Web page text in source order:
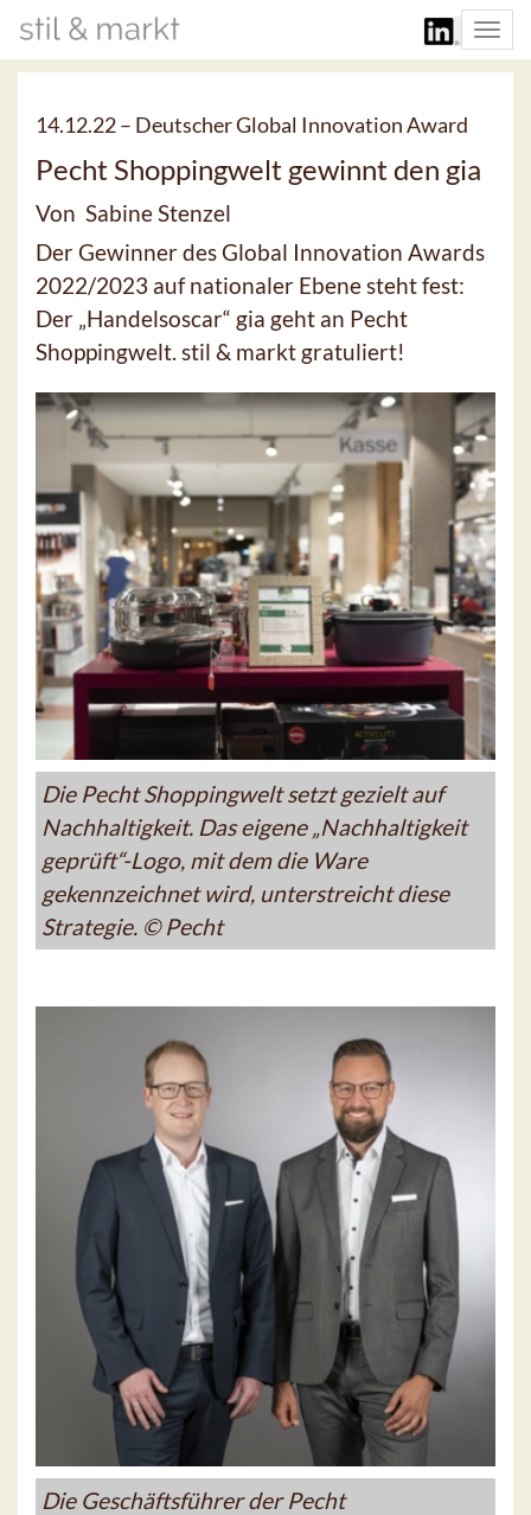
14.12.22 – Deutscher Global Innovation Award
Pecht Shoppingwelt gewinnt den gia
Von Sabine Stenzel
Der Gewinner des Global Innovation Awards
2022/2023 auf nationaler Ebene steht fest:
Der „Handelsoscar“ gia geht an Pecht
Shoppingwelt. stil & markt gratuliert!
Die Pecht Shoppingwelt setzt gezielt auf
Nachhaltigkeit. Das eigene „Nachhaltigkeit
geprüft“-Logo, mit dem die Ware
gekennzeichnet wird, unterstreicht diese
Strategie. © Pecht
Die Geschäftsführer der Pecht